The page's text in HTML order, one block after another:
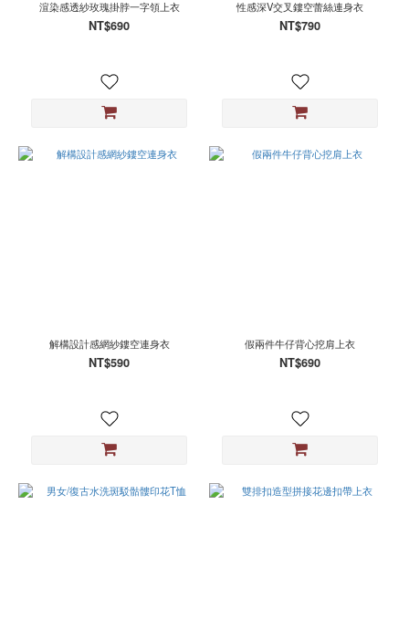
渲染感透紗玫瑰掛脖一字領上衣
NT$690
性感深V交叉鏤空蕾絲連身衣
NT$790
解構設計感網紗鏤空連身衣
NT$590
假兩件牛仔背心挖肩上衣
NT$690